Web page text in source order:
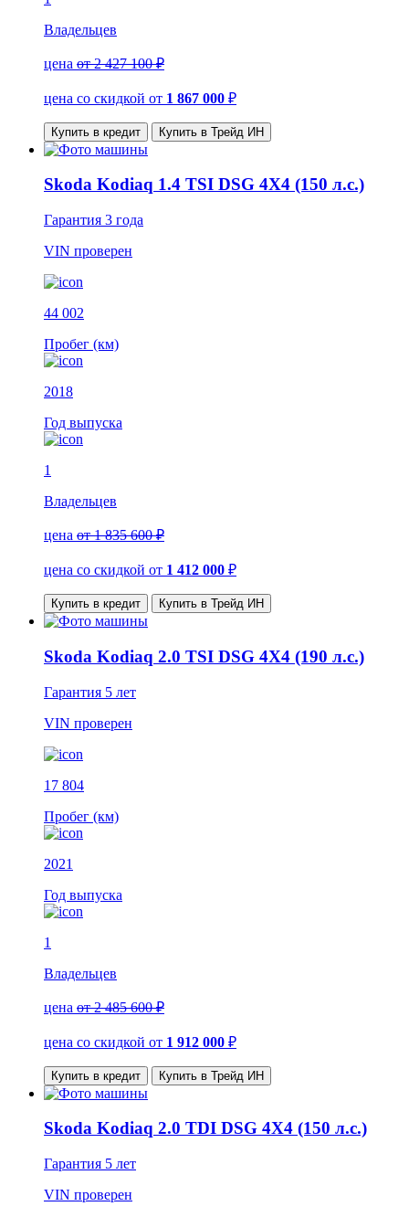
Владельцев
цена от 2 427 100 ₽
цена со скидкой от 1 867 000 ₽
Купить в кредит Купить в Трейд ИН
Skoda Kodiaq 1.4 TSI DSG 4X4 (150 л.с.)
Гарантия 3 года
VIN проверен
44 002
Пробег (км)
2018
Год выпуска
1
Владельцев
цена от 1 835 600 ₽
цена со скидкой от 1 412 000 ₽
Купить в кредит Купить в Трейд ИН
Skoda Kodiaq 2.0 TSI DSG 4X4 (190 л.с.)
Гарантия 5 лет
VIN проверен
17 804
Пробег (км)
2021
Год выпуска
1
Владельцев
цена от 2 485 600 ₽
цена со скидкой от 1 912 000 ₽
Купить в кредит Купить в Трейд ИН
Skoda Kodiaq 2.0 TDI DSG 4X4 (150 л.с.)
Гарантия 5 лет
VIN проверен